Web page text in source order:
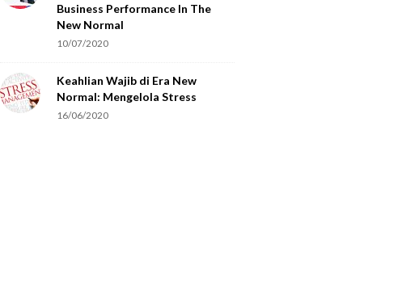
Business Performance In The
New Normal
10/07/2020
Keahlian Wajib di Era New
Normal: Mengelola Stress
16/06/2020